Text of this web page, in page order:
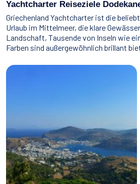
Essen & Trinken
Wie man bucht
Kontakt
Yachtcharter Reiseziele
Griechenland Yachtcharter ist die
Urlaub im Mittelmeer, die klare
Landschaft, Tausende von Inseln wie
Farben sind außergewöhnlich brillant